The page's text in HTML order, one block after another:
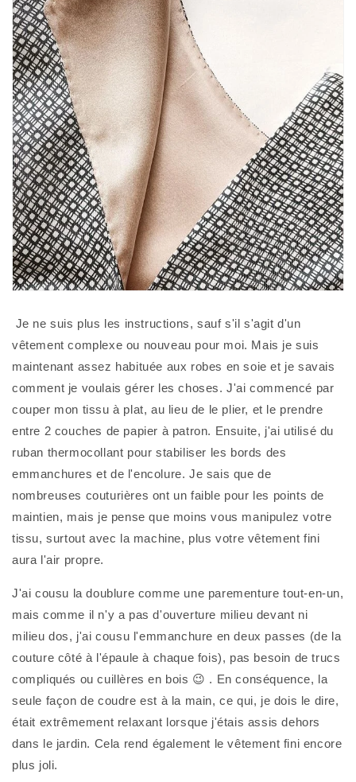
vêtement complexe ou nouveau pour moi. Mais je suis
maintenant assez habituée aux robes en soie et je savais
comment je voulais gérer les choses. J'ai commencé par
couper mon tissu à plat, au lieu de le plier, et le prendre
entre 2 couches de papier à patron. Ensuite, j'ai utilisé du
ruban thermocollant pour stabiliser les bords des
emmanchures et de l'encolure. Je sais que de
nombreuses couturières ont un faible pour les points de
maintien, mais je pense que moins vous manipulez votre
tissu, surtout avec la machine, plus votre vêtement fini
aura l'air propre.
J'ai cousu la doublure comme une parementure tout-en-un,
mais comme il n'y a pas d'ouverture milieu devant ni
milieu dos, j'ai cousu l'emmanchure en deux passes (de la
couture côté à l'épaule à chaque fois), pas besoin de trucs
compliqués ou cuillères en bois 😉 . En conséquence, la
seule façon de coudre est à la main, ce qui, je dois le dire,
était extrêmement relaxant lorsque j'étais assis dehors
dans le jardin. Cela rend également le vêtement fini encore
plus joli.